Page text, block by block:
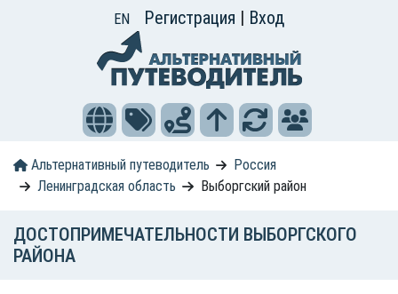
EN Регистрация | Вход
Альтернативный путеводитель
Россия
Ленинградская область
Выборгский район
ДОСТОПРИМЕЧАТЕЛЬНОСТИ ВЫБОРГСКОГО
РАЙОНА